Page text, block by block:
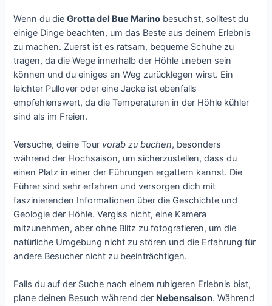
Wenn du dieGrotta del Bue Marino besuchst, solltest du
einige Dinge beachten, um das Beste aus deinem Erlebnis
zu machen. Zuerst ist es ratsam, bequeme Schuhe zu
tragen, da die Wege innerhalb der Höhle uneben sein
können und du einiges an Weg zurücklegen wirst. Ein
leichter Pullover oder eine Jacke ist ebenfalls
empfehlenswert, da die Temperaturen in der Höhle kühler
sind als im Freien.
Versuche, deine Tour vorab zu buchen, besonders
während der Hochsaison, um sicherzustellen, dass du
einen Platz in einer der Führungen ergattern kannst. Die
Führer sind sehr erfahren und versorgen dich mit
faszinierenden Informationen über die Geschichte und
Geologie der Höhle. Vergiss nicht, eine Kamera
mitzunehmen, aber ohne Blitz zu fotografieren, um die
natürliche Umgebung nicht zu stören und die Erfahrung für
andere Besucher nicht zu beeinträchtigen.
Falls du auf der Suche nach einem ruhigeren Erlebnis bist,
plane deinen Besuch während der Nebensaison. Während